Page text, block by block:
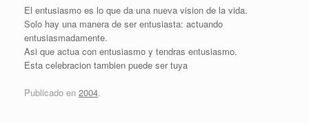
El entusiasmo es lo que da una nueva vision de la vida.
Solo hay una manera de ser entusiasta: actuando
entusiasmadamente.
Asi que actua con entusiasmo y tendras entusiasmo.
Esta celebracion tambien puede ser tuya
Publicado en 2004.